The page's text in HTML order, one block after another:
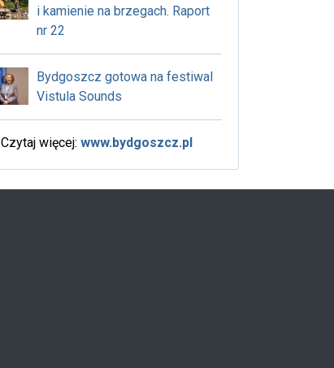
i kamienie na brzegach. Raport
nr 22
Bydgoszcz gotowa na festiwal
Vistula Sounds
Czytaj więcej: www.bydgoszcz.pl